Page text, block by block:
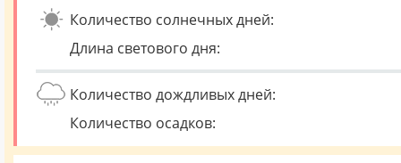
Количество солнечных дней:
Длина светового дня:
Количество дождливых дней:
Количество осадков: